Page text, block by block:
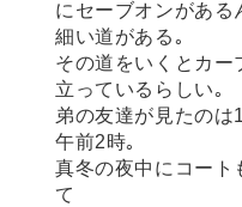
にセーブオンがある
細い道がある｡
その道をいくとカー
立っているらしい｡
弟の友達が見たのは
午前2時｡
真冬の夜中にコート
て